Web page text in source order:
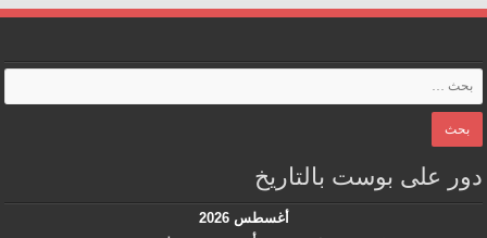
دور على بوست بالتاريخ
أغسطس 2026